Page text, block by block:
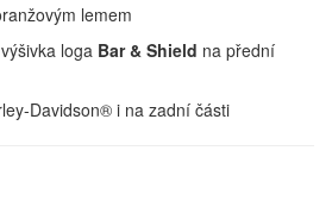
lemem
loga Bar & Shield na přední
Davidson® i na zadní části